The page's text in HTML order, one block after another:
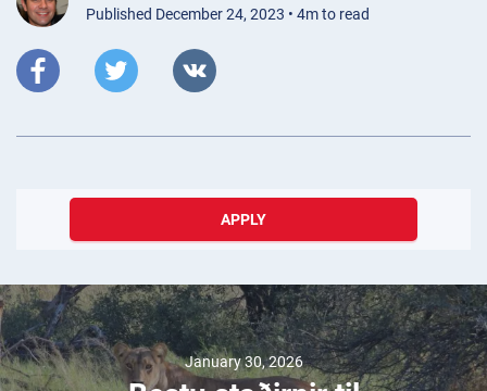
Published December 24, 2023 • 4m to read
APPLY
January 30, 2026